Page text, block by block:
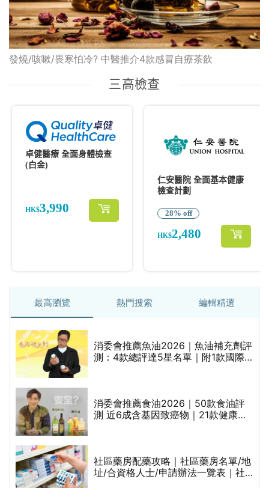
發燒/咳嗽/畏寒怕冷? 中醫推介4款感冒自療茶飲
最高瀏覽 熱門搜索 編輯精選
消委會推薦魚油2026｜魚油補充劑評
測：4款總評達5星名單｜附1款國際
消委會推薦食油2026｜50款食油評
測 近6成含基因致癌物｜21款健康煮
社區藥房配藥攻略｜社區藥房名單/地
址/合資格人士/申請辦法一覽表｜社